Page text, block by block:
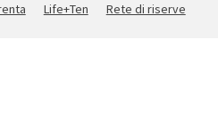
Life+Ten Rete di riserve